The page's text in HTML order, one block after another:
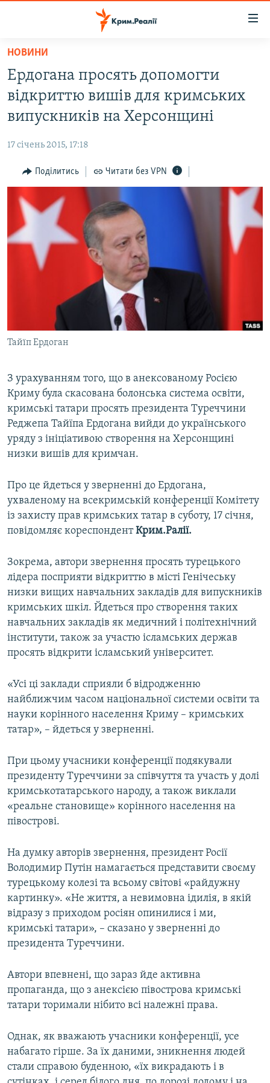
Перейти
основного
матеріалу
Перейти
до
основної
Перейти
до
пошуку
ВОДА.КРИМ
ВІДЕО ТА ФОТО
БЛОГИ
ПОГЛЯД
ІНТЕРВ'Ю
ВСЕ ЗА ДЕНЬ
СПЕЦПРОЕКТИ
ДЕПОРТАЦІЯ
ВІДЕОУРОКИ «ELIFBE»
СВІДЧЕННЯ ОКУПАЦІЇ
УКРАЇНСЬКА ПРОБЛЕМА КРИМУ
ІНФОГРАФІКА
ЯК ОБІЙТИ БЛОКУВАННЯ
ДОЛУЧАЙСЯ!
Усі сайти RFE/RL
НОВИНИ
Ердогана просять допомогти
відкриттю вишів для кримських
випускників на Херсонщині
17 січень 2015, 17:18
Поділитись Читати без VPN
Тайїп Ердоган
З урахуванням того, що в анексованому Росією
Криму була скасована болонська система освіти,
кримські татари просять президента Туреччини
Реджепа Тайїпа Ердогана вийди до українського
уряду з ініціативою створення на Херсонщині
низки вишів для кримчан.
Про це йдеться у зверненні до Ердогана,
ухваленому на всекримській конференції Комітету
із захисту прав кримських татар в суботу, 17 січня,
повідомляє кореспондентКрим.Ралії.
Зокрема, автори звернення просять турецького
лідера посприяти відкриттю в місті Генічеську
низки вищих навчальних закладів для випускників
кримських шкіл. Йдеться про створення таких
навчальних закладів як медичний і політехнічний
інститути, також за участю ісламських держав
просять відкрити ісламський університет.
«Усі ці заклади сприяли б відродженню
найближчим часом національної системи освіти та
науки корінного населення Криму – кримських
татар», – йдеться у зверненні.
При цьому учасники конференції подякували
президенту Туреччини за співчуття та участь у долі
кримськотатарського народу, а також виклали
«реальне становище» корінного населення на
півострові.
На думку авторів звернення, президент Росії
Володимир Путін намагається представити своєму
турецькому колезі та всьому світові «райдужну
картинку». «Не життя, а невимовна ідилія, в якій
відразу з приходом росіян опинилися і ми,
кримські татари», – сказано у зверненні до
президента Туреччини.
Автори впевнені, що зараз йде активна
пропаганда, що з анексією півострова кримські
татари торимали нібито всі належні права.
Однак, як вважають учасники конференції, усе
набагато гірше. За їх даними, зникнення людей
стали справою буденною, «їх викрадають і в